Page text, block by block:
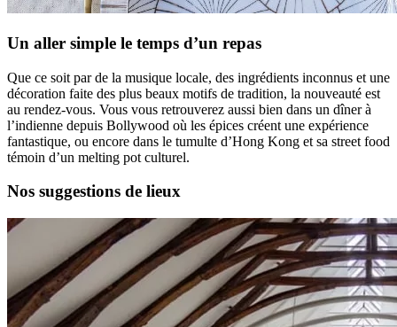
Un aller simple le temps d’un repas
Que ce soit par de la musique locale, des ingrédients inconnus et une
décoration faite des plus beaux motifs de tradition, la nouveauté est
au rendez-vous. Vous vous retrouverez aussi bien dans un dîner à
l’indienne depuis Bollywood où les épices créent une expérience
fantastique, ou encore dans le tumulte d’Hong Kong et sa street food
témoin d’un melting pot culturel.
Nos suggestions de lieux